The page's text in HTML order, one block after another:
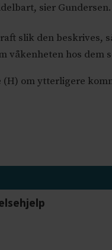
sier Gundersen.
slik den
våkenheten hos dem
om ytterligere